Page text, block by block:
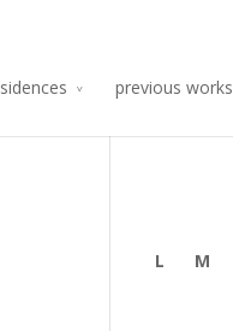
previous works
L M